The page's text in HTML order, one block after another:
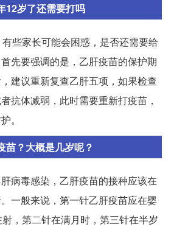
12岁了还需要打吗
些家长可能会困惑，是否还需要给
先要强调的是，乙肝疫苗的保护期
建议重新复查乙肝五项，如果检查
抗体减弱，此时需要重新打疫苗，
。
苗？大概是几岁呢？
病毒感染，乙肝疫苗的接种应该在
一般来说，第一针乙肝疫苗应在婴
，第二针在满月时，第三针在半岁